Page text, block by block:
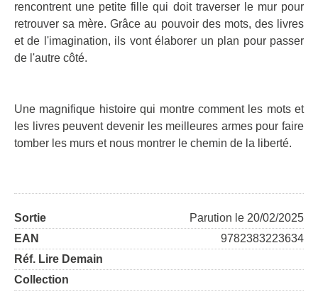
rencontrent une petite fille qui doit traverser le mur pour
retrouver sa mère. Grâce au pouvoir des mots, des livres
et de l'imagination, ils vont élaborer un plan pour passer
de l'autre côté.
Une magnifique histoire qui montre comment les mots et
les livres peuvent devenir les meilleures armes pour faire
tomber les murs et nous montrer le chemin de la liberté.
Sortie
Parution le 20/02/2025
EAN
9782383223634
Réf. Lire Demain
Collection